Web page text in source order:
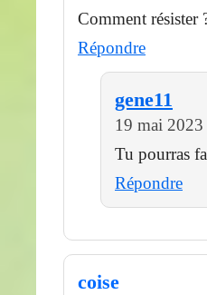
Comment résister
Répondre
gene11
19 mai
Tu pourras
Répondre
coise